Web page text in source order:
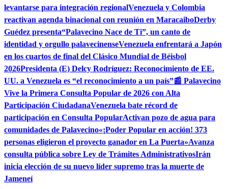
levantarse para integración regionalVenezuela y Colombia
reactivan agenda binacional con reunión en MaracaiboDerby
Guédez presenta“Palavecino Nace de Ti”, un canto de
identidad y orgullo palavecinenseVenezuela enfrentará a Japón
en los cuartos de final del Clásico Mundial de Béisbol
2026Presidenta (E) Delcy Rodríguez: Reconocimiento de EE.
UU. a Venezuela es “el reconocimiento a un país”📰 Palavecino
Vive la Primera Consulta Popular de 2026 con Alta
Participación CiudadanaVenezuela bate récord de
participación en Consulta PopularActivan pozo de agua para
comunidades de Palavecino«¡Poder Popular en acción! 373
personas eligieron el proyecto ganador en La Puerta»Avanza
consulta pública sobre Ley de Trámites AdministrativosIrán
inicia elección de su nuevo líder supremo tras la muerte de
Jameneí